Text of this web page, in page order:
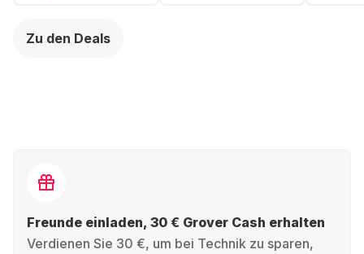
Zu den Deals
Freunde einladen, 30 € Grover Cash erhalten
Verdienen Sie 30 €, um bei Technik zu sparen,